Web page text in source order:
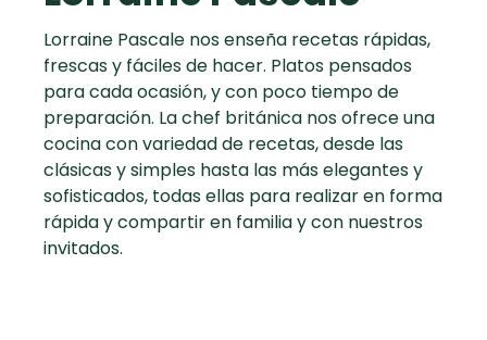
Hot Pancakes
Aguachile de
Camarón de
mi Papá
Key Lime Pie
Cupcakes y
Muffins
A Pura Dulzura
30 min
Todas las
recetas
Novedades
Club
elGourmet
Lorraine Pascale nos enseña recetas rápidas,
frescas y fáciles de hacer. Platos pensados
para cada ocasión, y con poco tiempo de
preparación. La chef británica nos ofrece una
cocina con variedad de recetas, desde las
clásicas y simples hasta las más elegantes y
sofisticados, todas ellas para realizar en forma
rápida y compartir en familia y con nuestros
invitados.